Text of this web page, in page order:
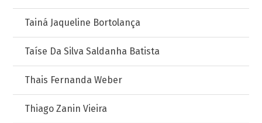
Tainá Jaqueline Bortolança
Taíse Da Silva Saldanha Batista
Thais Fernanda Weber
Thiago Zanin Vieira